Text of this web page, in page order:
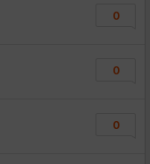
0
0
0